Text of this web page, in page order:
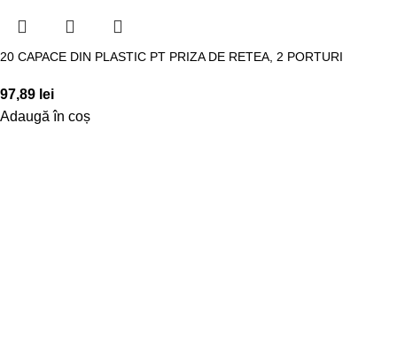
20 CAPACE DIN PLASTIC PT PRIZA DE RETEA, 2 PORTURI
97,89 lei
Adaugă în coș